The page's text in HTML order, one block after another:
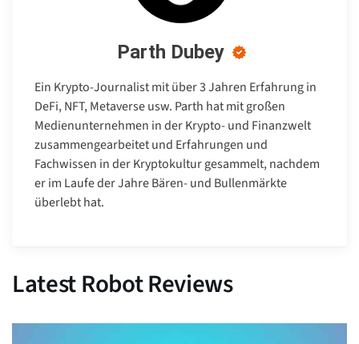
Parth Dubey
Ein Krypto-Journalist mit über 3 Jahren Erfahrung in
DeFi, NFT, Metaverse usw. Parth hat mit großen
Medienunternehmen in der Krypto- und Finanzwelt
zusammengearbeitet und Erfahrungen und
Fachwissen in der Kryptokultur gesammelt, nachdem
er im Laufe der Jahre Bären- und Bullenmärkte
überlebt hat.
Latest Robot Reviews